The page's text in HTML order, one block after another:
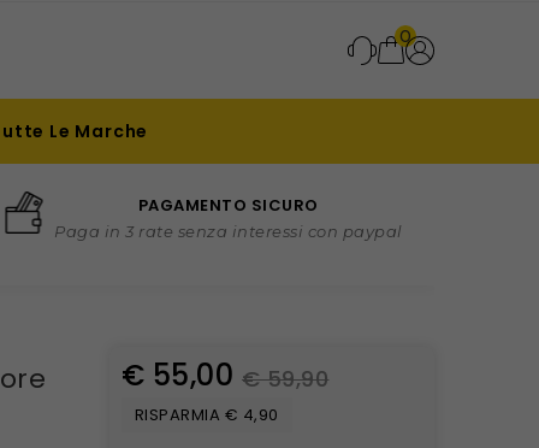
0
Le Marche
PAGAMENTO SICURO
Paga in 3 rate senza interessi con paypal
€ 55,00 € 59,90
RISPARMIA € 4,90